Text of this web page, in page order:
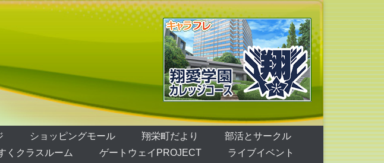
ショッピングモール 翔栄町だより
部活とサークル
くクラスルーム ゲートウェイPROJECT
ライブイベント